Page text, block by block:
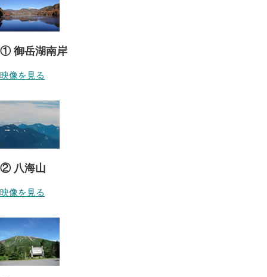
① 御岳湖南岸
映像を見る
② 八海山
映像を見る